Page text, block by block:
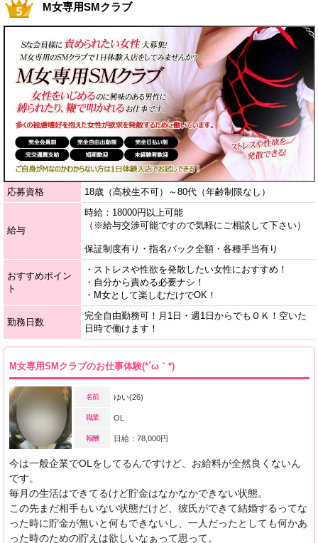
M女専用SMクラブ
応募資格 18歳（高校生不可）～80代（年齢制限なし）
給与
時給：18000円以上可能
（※給与交渉可能ですので気軽にご相談して下さい）
保証制度有り・指名バック全額・各種手当有り
おすすめポイン
ト
・ストレスや性欲を発散したい女性におすすめ！
・自分から責める必要ナシ！
・M女として楽しむだけでOK！
勤務日数
完全自由勤務可！月1日・週1日からでもＯＫ！空いた
日時で働けます！
M女専用SMクラブのお仕事体験(*´ω｀*)
名前 ゆい(26)
職業 OL
報酬 日給：78,000円
今は一般企業でOLをしてるんですけど、お給料が全然良くないん
です。
毎月の生活はできてるけど貯金はなかなかできない状態。
この先まだ相手もいない状態だけど、彼氏ができて結婚するってな
った時に貯金が無いと何もできないし、一人だったとしても何かあ
った時のための貯えは欲しいなぁって思って。